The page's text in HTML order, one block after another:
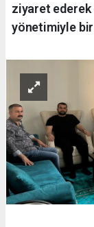
ziyaret ederek
yönetimiyle